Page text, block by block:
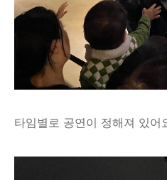
타임별로 공연이 정해져 있어